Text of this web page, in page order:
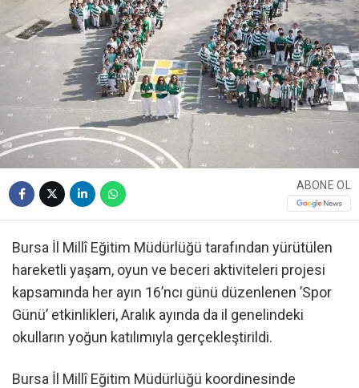
ABONE OL
Bursa İl Millî Eğitim Müdürlüğü tarafından yürütülen
hareketli yaşam, oyun ve beceri aktiviteleri projesi
kapsamında her ayın 16’ncı günü düzenlenen ’Spor
Günü’ etkinlikleri, Aralık ayında da il genelindeki
okulların yoğun katılımıyla gerçekleştirildi.
Bursa İl Millî Eğitim Müdürlüğü koordinesinde